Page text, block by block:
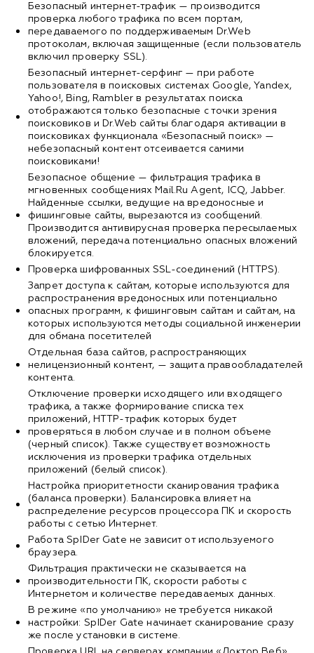
Безопасный интернет-трафик — производится
проверка любого трафика по всем портам,
передаваемого по поддерживаемым Dr.Web
протоколам, включая защищенные (если пользователь
включил проверку SSL).
Безопасный интернет-серфинг — при работе
пользователя в поисковых системах Google, Yandex,
Yahoo!, Bing, Rambler в результатах поиска
отображаются только безопасные с точки зрения
поисковиков и Dr.Web сайты благодаря активации в
поисковиках функционала «Безопасный поиск» —
небезопасный контент отсеивается самими
поисковиками!
Безопасное общение — фильтрация трафика в
мгновенных сообщениях Mail.Ru Agent, ICQ, Jabber.
Найденные ссылки, ведущие на вредоносные и
фишинговые сайты, вырезаются из сообщений.
Производится антивирусная проверка пересылаемых
вложений, передача потенциально опасных вложений
блокируется.
Проверка шифрованных SSL-соединений (HTTPS).
Запрет доступа к сайтам, которые используются для
распространения вредоносных или потенциально
опасных программ, к фишинговым сайтам и сайтам, на
которых используются методы социальной инженерии
для обмана посетителей
Отдельная база сайтов, распространяющих
нелицензионный контент, — защита правообладателей
контента.
Отключение проверки исходящего или входящего
трафика, а также формирование списка тех
приложений, HTTP-трафик которых будет
проверяться в любом случае и в полном объеме
(черный список). Также существует возможность
исключения из проверки трафика отдельных
приложений (белый список).
Настройка приоритетности сканирования трафика
(баланса проверки). Балансировка влияет на
распределение ресурсов процессора ПК и скорость
работы с сетью Интернет.
Работа SpIDer Gate не зависит от используемого
браузера.
Фильтрация практически не сказывается на
производительности ПК, скорости работы с
Интернетом и количестве передаваемых данных.
В режиме «по умолчанию» не требуется никакой
настройки: SpIDer Gate начинает сканирование сразу
же после установки в системе.